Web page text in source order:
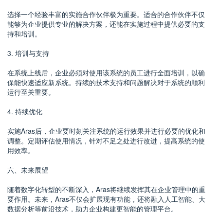
选择一个经验丰富的实施合作伙伴极为重要。适合的合作伙伴不仅
能够为企业提供专业的解决方案，还能在实施过程中提供必要的支
持和培训。
3. 培训与支持
在系统上线后，企业必须对使用该系统的员工进行全面培训，以确
保能快速适应新系统。持续的技术支持和问题解决对于系统的顺利
运行至关重要。
4. 持续优化
实施Aras后，企业要时刻关注系统的运行效果并进行必要的优化和
调整。定期评估使用情况，针对不足之处进行改进，提高系统的使
用效率。
六、未来展望
随着数字化转型的不断深入，Aras将继续发挥其在企业管理中的重
要作用。未来，Aras不仅会扩展现有功能，还将融入人工智能、大
数据分析等前沿技术，助力企业构建更智能的管理平台。